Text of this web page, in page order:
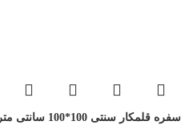
سفره قلمکار سنتی 100*100 سانتی متر مدل صادراتی کد 017